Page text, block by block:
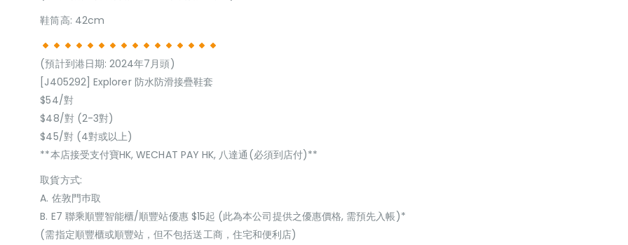
鞋筒高: 42cm
(預計到港日期: 2024年7月頭)
[J405292] Explorer 防水防滑接疊鞋套
$54/對
$48/對 (2-3對)
$45/對 (4對或以上)
**本店接受支付寶HK, WECHAT PAY HK, 八達通(必須到店付)**
取貨方式:
A. 佐敦門巿取
B. E7 聯乘順豐智能櫃/順豐站優惠 $15起 (此為本公司提供之優惠價格, 需預先入帳)*
(需指定順豐櫃或順豐站，但不包括送工商，住宅和便利店)